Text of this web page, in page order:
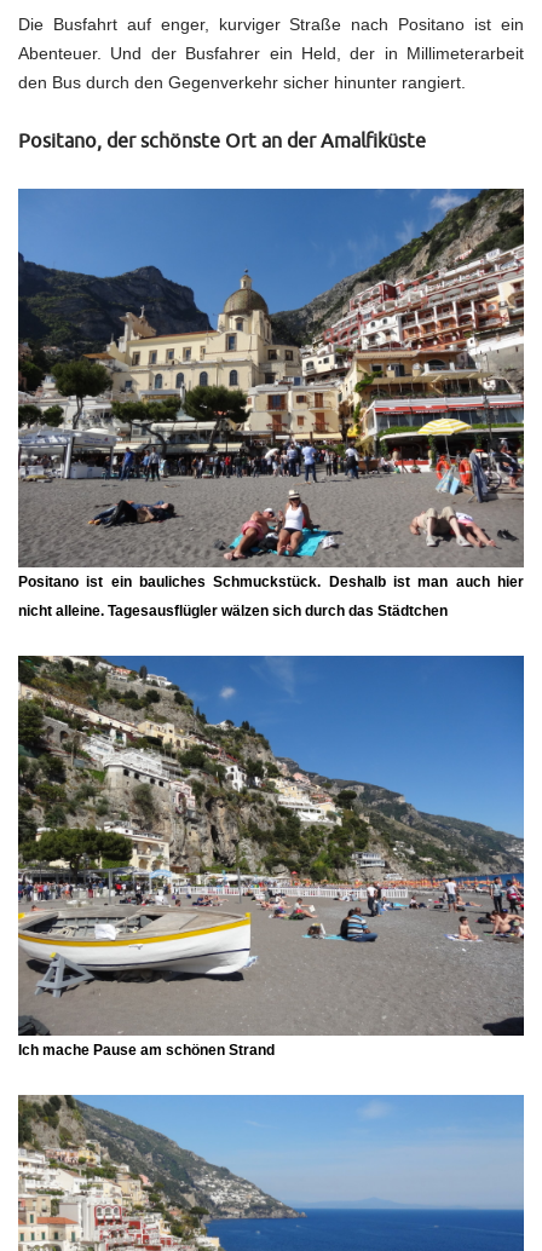
Die Busfahrt auf enger, kurviger Straße nach Positano ist ein
Abenteuer. Und der Busfahrer ein Held, der in Millimeterarbeit
den Bus durch den Gegenverkehr sicher hinunter rangiert.
Positano, der schönste Ort an der Amalfiküste
Positano ist ein bauliches Schmuckstück. Deshalb ist man auch hier
nicht alleine. Tagesausflügler wälzen sich durch das Städtchen
Ich mache Pause am schönen Strand